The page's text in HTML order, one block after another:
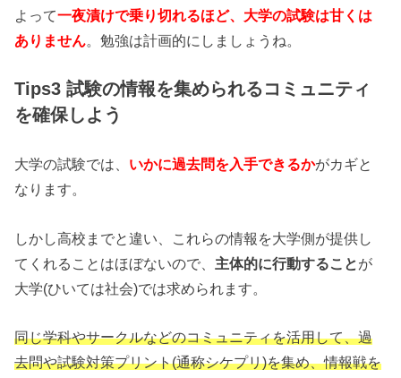
よって一夜漬けで乗り切れるほど、大学の試験は甘くは
ありません。勉強は計画的にしましょうね。
Tips3 試験の情報を集められるコミュニティ
を確保しよう
大学の試験では、 いかに過去問を入手できるかがカギと
なります。
しかし高校までと違い、これらの情報を大学側が提供し
てくれることはほぼないので、 主体的に行動することが
大学(ひいては社会)では求められます。
同じ学科やサークルなどのコミュニティを活用して、過
去問や試験対策プリント(通称シケプリ)を集め、情報戦を